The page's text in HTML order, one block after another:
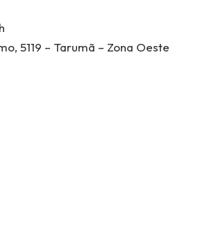
5119 – Tarumã – Zona Oeste